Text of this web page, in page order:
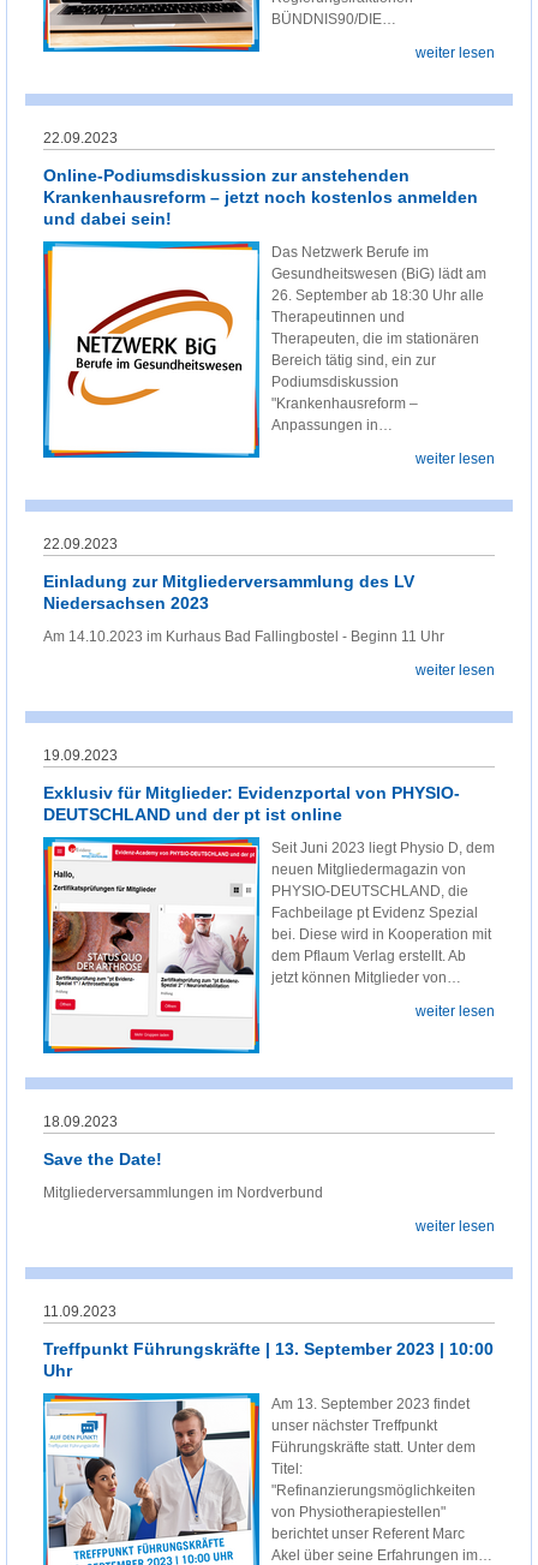
BÜNDNIS90/DIE…
weiter lesen
22.09.2023
Online-Podiumsdiskussion zur anstehenden
Krankenhausreform – jetzt noch kostenlos anmelden
und dabei sein!
Das Netzwerk Berufe im
Gesundheitswesen (BiG) lädt am
26. September ab 18:30 Uhr alle
Therapeutinnen und
Therapeuten, die im stationären
Bereich tätig sind, ein zur
Podiumsdiskussion
"Krankenhausreform –
Anpassungen in…
weiter lesen
22.09.2023
Einladung zur Mitgliederversammlung des LV
Niedersachsen 2023
Am 14.10.2023 im Kurhaus Bad Fallingbostel - Beginn 11 Uhr
weiter lesen
19.09.2023
Exklusiv für Mitglieder: Evidenzportal von PHYSIO-
DEUTSCHLAND und der pt ist online
Seit Juni 2023 liegt Physio D, dem
neuen Mitgliedermagazin von
PHYSIO-DEUTSCHLAND, die
Fachbeilage pt Evidenz Spezial
bei. Diese wird in Kooperation mit
dem Pflaum Verlag erstellt. Ab
jetzt können Mitglieder von…
weiter lesen
18.09.2023
Save the Date!
Mitgliederversammlungen im Nordverbund
weiter lesen
11.09.2023
Treffpunkt Führungskräfte | 13. September 2023 | 10:00
Uhr
Am 13. September 2023 findet
unser nächster Treffpunkt
Führungskräfte statt. Unter dem
Titel:
"Refinanzierungsmöglichkeiten
von Physiotherapiestellen"
berichtet unser Referent Marc
Akel über seine Erfahrungen im…